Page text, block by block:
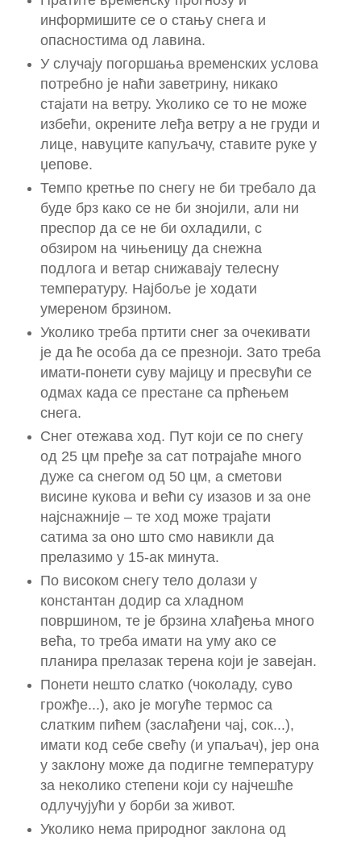
информишите се о стању снега и
опасностима од лавина.
У случају погоршања временских услова
потребно је наћи заветрину, никако
стајати на ветру. Уколико се то не може
избећи, окрените леђа ветру а не груди и
лице, навуците капуљачу, ставите руке у
џепове.
Темпо кретње по снегу не би требало да
буде брз како се не би знојили, али ни
преспор да се не би охладили, с
обзиром на чињеницу да снежна
подлога и ветар снижавају телесну
температуру. Најбоље је ходати
умереном брзином.
Уколико треба пртити снег за очекивати
је да ће особа да се презноји. Зато треба
имати-понети суву мајицу и пресвући се
одмах када се престане са прћењем
снега.
Снег отежава ход. Пут који се по снегу
од 25 цм пређе за сат потрајаће много
дуже са снегом од 50 цм, а сметови
висине кукова и већи су изазов и за оне
најснажније – те ход може трајати
сатима за оно што смо навикли да
прелазимо у 15-ак минута.
По високом снегу тело долази у
константан додир са хладном
површином, те је брзина хлађења много
већа, то треба имати на уму ако се
планира прелазак терена који је завејан.
Понети нешто слатко (чоколаду, суво
грожђе...), ако је могуће термос са
слатким пићем (заслађени чај, сок...),
имати код себе свећу (и упаљач), јер она
у заклону може да подигне температуру
за неколико степени који су најчешће
одлучујући у борби за живот.
Уколико нема природног заклона од